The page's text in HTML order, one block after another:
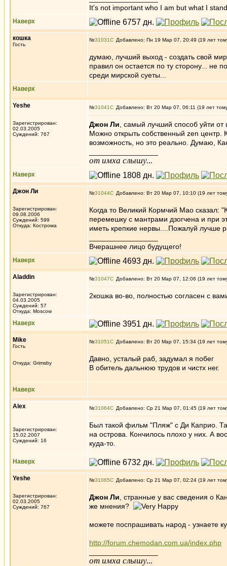
It's not important who I am but what I
Наверх
кошка
Гость
№31031 Добавлено: Пн 19 Мар 07, 20:49 (19 лет
думаю, лучший выход - создать свой
правил он остается по ту сторону... не
среди мирской суеты...
Наверх
Yeshe
Зарегистрирован:
02.03.2005
Суждений: 767
№31041 Добавлено: Вт 20 Мар 07, 06:11 (19 лет
Джон Ли , самый лучший способ уйти
Можно открыть собственный zen центр.
возможность, но это реально. Думаю,
от имха слышу...
Наверх
Джон Ли
Зарегистрирован:
09.08.2006
Суждений: 599
Откуда: Кострома
№31044 Добавлено: Вт 20 Мар 07, 10:10 (19 лет
Когда то Великий Кормчий Мао сказал:
перемешку с мантрами дзогчена и при
иметь крепкие нервы....Пожалуй лучше
Вчерашнее лицо будущего!
Наверх
Aladdin
Зарегистрирован:
04.03.2005
Суждений: 57
Откуда: Moscow
№31047 Добавлено: Вт 20 Мар 07, 12:06 (19 лет
2кошка во-во, полностью согласен с
Наверх
Mike
Гость
Откуда: Grimsby
№31051 Добавлено: Вт 20 Мар 07, 15:34 (19 лет
Давно, усталый раб, задумал я побег
В обитель дальнюю трудов и чистх нег.
Наверх
Alex
Зарегистрирован:
15.02.2007
Суждений: 16
№31064 Добавлено: Ср 21 Мар 07, 01:45 (19 лет
Был такой фильм "Пляж" с Ди Каприо.
на острова. Кончилось плохо у них. А
куда-то.
Наверх
Yeshe
Зарегистрирован:
02.03.2005
Суждений: 767
№31065 Добавлено: Ср 21 Мар 07, 02:24 (19 лет
Джон Ли , странные у вас сведения о
же мнения?
можете поспрашивать народ - узнаете
http://forum.chemodan.com.ua/index.php
от имха слышу...